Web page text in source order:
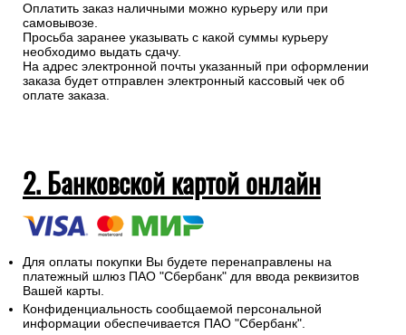
Оплатить заказ наличными можно курьеру или при
самовывозе.
Просьба заранее указывать с какой суммы курьеру
необходимо выдать сдачу.
На адрес электронной почты указанный при оформлении
заказа будет отправлен электронный кассовый чек об
оплате заказа.
2. Банковской картой онлайн
Для оплаты покупки Вы будете перенаправлены на
платежный шлюз ПАО "Сбербанк" для ввода реквизитов
Вашей карты.
Конфиденциальность сообщаемой персональной
информации обеспечивается ПАО "Сбербанк".